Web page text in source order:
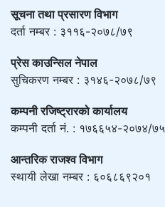
सूचना तथा प्रसारण विभाग
दर्ता नम्बर : ३११६-२०७८/७९
प्रेस काउन्सिल नेपाल
सुचिकरण नम्बर : ३१४६-२०७८/७९
कम्पनी रजिष्ट्रारको कार्यालय
कम्पनी दर्ता नं. : १७६६५४-२०७४/७५
आन्तरिक राजश्व विभाग
स्थायी लेखा नम्बर : ६०६८६९२०१